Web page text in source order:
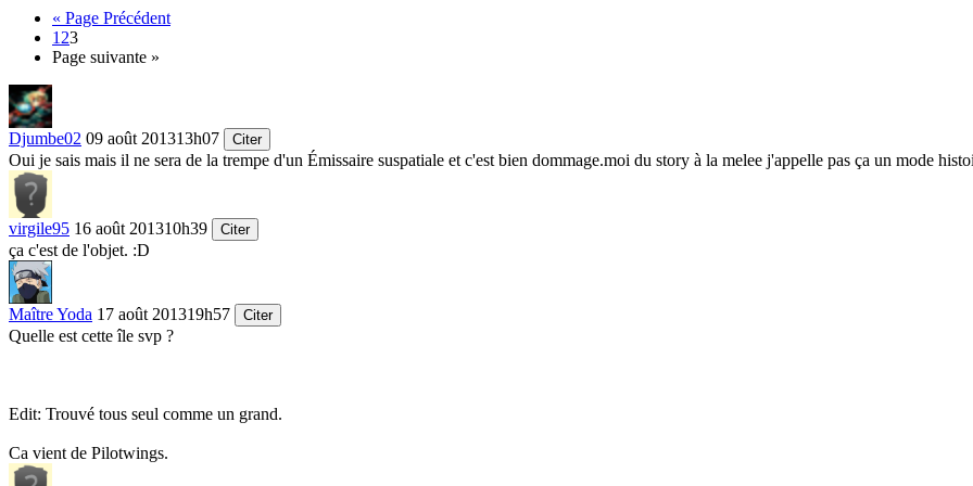
« Page Précédent
1 23
Page suivante »
Djumbe02 09 août 201313h07 Citer
Oui je sais mais il ne sera de la trempe d'un Émissaire suspatiale et c'est bien dommage.moi du story à la melee j'appelle pas ça un mode
virgile95 16 août 201310h39 Citer
ça c'est de l'objet. :D
Maître Yoda 17 août 201319h57 Citer
Quelle est cette île svp ?
Edit: Trouvé tous seul comme un grand.
Ca vient de Pilotwings.